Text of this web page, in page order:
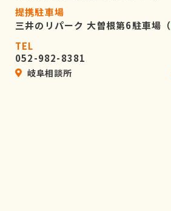
提携駐車場
三井のリパーク 大曽根第6駐車場（
TEL
052-982-8381
岐阜相談所